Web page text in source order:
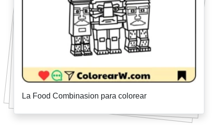
La Food Combinasion para colorear